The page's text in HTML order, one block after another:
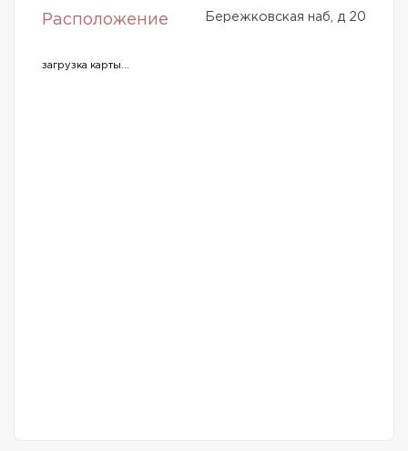
Расположение Бережковская наб, д 20
загрузка карты...